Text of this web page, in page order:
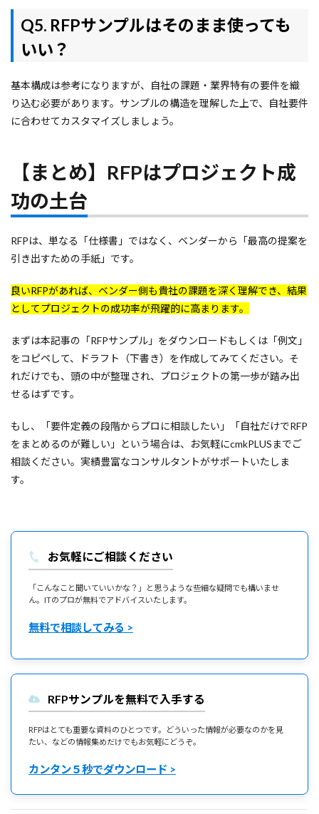
Q5. RFPサンプルはそのまま使っても
いい？
基本構成は参考になりますが、自社の課題・業界特有の要件を織
り込む必要があります。サンプルの構造を理解した上で、自社要件
に合わせてカスタマイズしましょう。
【まとめ】RFPはプロジェクト成
功の土台
RFPは、単なる「仕様書」ではなく、ベンダーから「最高の提案を
引き出すための手紙」です。
良いRFPがあれば、ベンダー側も貴社の課題を深く理解でき、結果
としてプロジェクトの成功率が飛躍的に高まります。
まずは本記事の「RFPサンプル」をダウンロードもしくは「例文」
をコピペして、ドラフト（下書き）を作成してみてください。そ
れだけでも、頭の中が整理され、プロジェクトの第一歩が踏み出
せるはずです。
もし、「要件定義の段階からプロに相談したい」「自社だけでRFP
をまとめるのが難しい」という場合は、お気軽にcmkPLUSまでご
相談ください。実績豊富なコンサルタントがサポートいたしま
す。
お気軽にご相談ください
「こんなこと聞いていいかな？」と思うような些細な疑問でも構いませ
ん。ITのプロが無料でアドバイスいたします。
無料で相談してみる >
RFPサンプルを無料で入手する
RFPはとても重要な資料のひとつです。どういった情報が必要なのかを見
たい、などの情報集めだけでもお気軽にどうぞ。
カンタン５秒でダウンロード >